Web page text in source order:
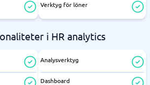
Verktyg för löner
i HR analytics
Analysverktyg
Dashboard